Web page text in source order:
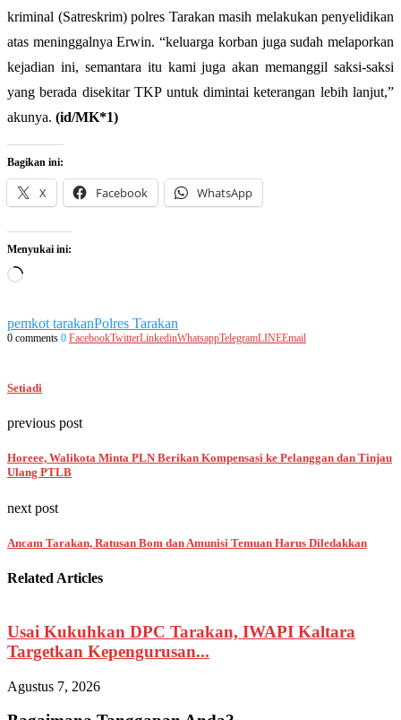
kriminal (Satreskrim) polres Tarakan masih melakukan penyelidikan
atas meninggalnya Erwin. “keluarga korban juga sudah melaporkan
kejadian ini, semantara itu kami juga akan memanggil saksi-saksi
yang berada disekitar TKP untuk dimintai keterangan lebih lanjut,”
akunya. (id/MK*1)
Bagikan ini:
X Facebook WhatsApp
Menyukai ini:
Memuat...
pemkot tarakanPolres Tarakan
0 comments 0 FacebookTwitterLinkedinWhatsappTelegramLINEEmail
Setiadi
previous post
Horeee, Walikota Minta PLN Berikan Kompensasi ke Pelanggan dan Tinjau
Ulang PTLB
next post
Ancam Tarakan, Ratusan Bom dan Amunisi Temuan Harus Diledakkan
Related Articles
Usai Kukuhkan DPC Tarakan, IWAPI Kaltara
Targetkan Kepengurusan...
Agustus 7, 2026